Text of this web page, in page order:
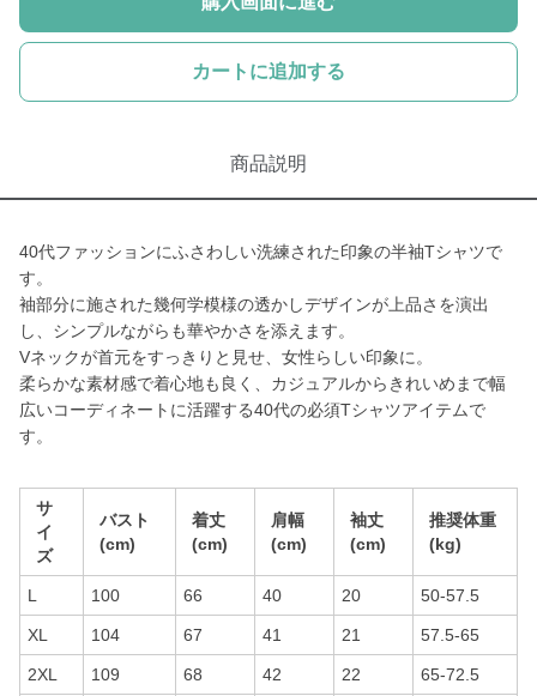
カートに追加する
商品説明
40代ファッションにふさわしい洗練された印象の半袖Tシャツで
す。
袖部分に施された幾何学模様の透かしデザインが上品さを演出
し、シンプルながらも華やかさを添えます。
Vネックが首元をすっきりと見せ、女性らしい印象に。
柔らかな素材感で着心地も良く、カジュアルからきれいめまで幅
広いコーディネートに活躍する40代の必須Tシャツアイテムで
す。
サ
イ
ズ
バスト
(cm)
着丈
(cm)
肩幅
(cm)
袖丈
(cm)
推奨体重
(kg)
L 100 66 40 20 50-57.5
XL 104 67 41 21 57.5-65
2XL 109 68 42 22 65-72.5